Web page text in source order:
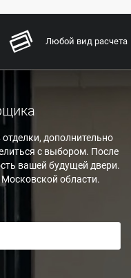
Любой вид расчета
дополнительно
с выбором. После
вашей будущей двери.
Московской области.